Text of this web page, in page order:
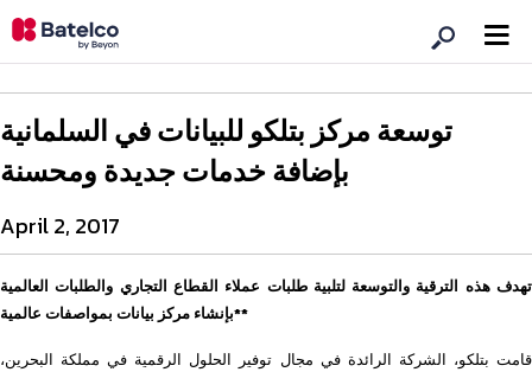
توسعة مركز بتلكو للبيانات في السلمانية
بإضافة خدمات جديدة ومحسنة
April 2, 2017
تهدف هذه الترقية والتوسعة لتلبية طلبات عملاء القطاع التجاري والطلبات العالمية
بإنشاء مركز بيانات بمواصفات عالمية**
قامت بتلكو، الشركة الرائدة في مجال توفير الحلول الرقمية في مملكة البحرين،